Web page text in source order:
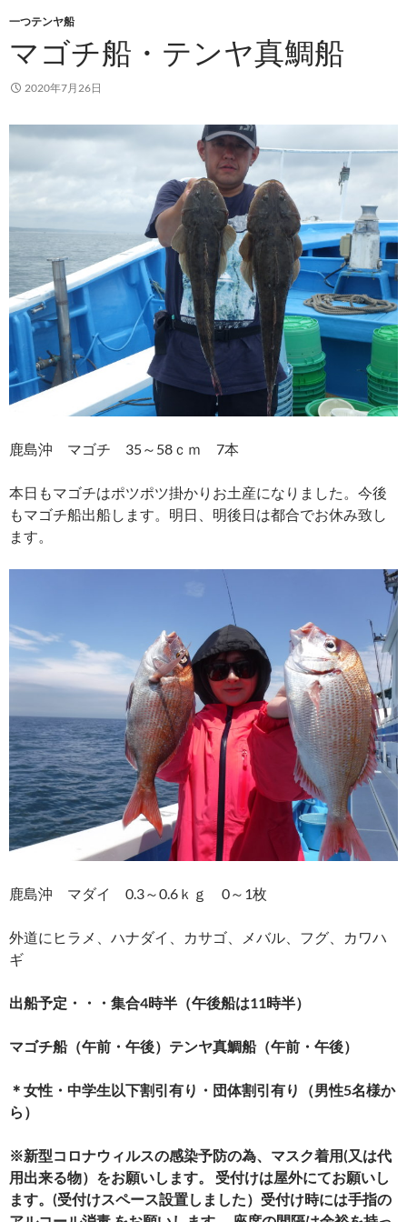
一つテンヤ船
マゴチ船・テンヤ真鯛船
2020年7月26日
鹿島沖 マゴチ 35～58ｃｍ 7本
本日もマゴチはポツポツ掛かりお土産になりました。今後
もマゴチ船出船します。明日、明後日は都合でお休み致し
ます。
鹿島沖 マダイ 0.3～0.6ｋｇ 0～1枚
外道にヒラメ、ハナダイ、カサゴ、メバル、フグ、カワハ
ギ
出船予定・・・集合4時半（午後船は11時半）
マゴチ船（午前・午後）テンヤ真鯛船（午前・午後）
＊女性・中学生以下割引有り・団体割引有り（男性5名様か
ら）
※新型コロナウィルスの感染予防の為、マスク着用(又は代
用出来る物）をお願いします。 受付けは屋外にてお願いし
ます。(受付けスペース設置しました）受付け時には手指の